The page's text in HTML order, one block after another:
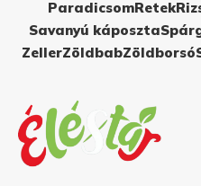
ParadicsomRetek
Savanyú káposzta
ZellerZöldbabZöldborsó